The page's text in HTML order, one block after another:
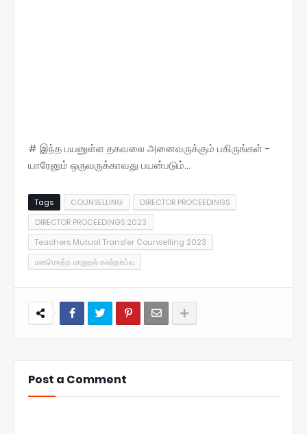
# இந்த பயனுள்ள தகவலை அனைவருக்கும் பகிருங்கள் -
யாரேனும் ஒருவருக்காவது பயன்படும்...
Tags COUNSELLING
DIRECTOR PROCEEDINGS
DIRECTOR PROCEEDINGS 2023
Teachers Mutual Transfer Counselling 2023
மனமொத்த மாறுதல் கலந்தாய்வு
Post a Comment